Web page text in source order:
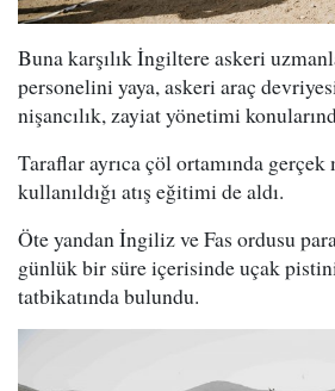
Buna karşılık İngiltere askeri
personelini yaya, askeri araç
nişancılık, zayiat yönetimi
Taraflar ayrıca çöl ortamında gerçek
kullanıldığı atış eğitimi de aldı.
Öte yandan İngiliz ve Fas ordusu
günlük bir süre içerisinde uçak
tatbikatında bulundu.